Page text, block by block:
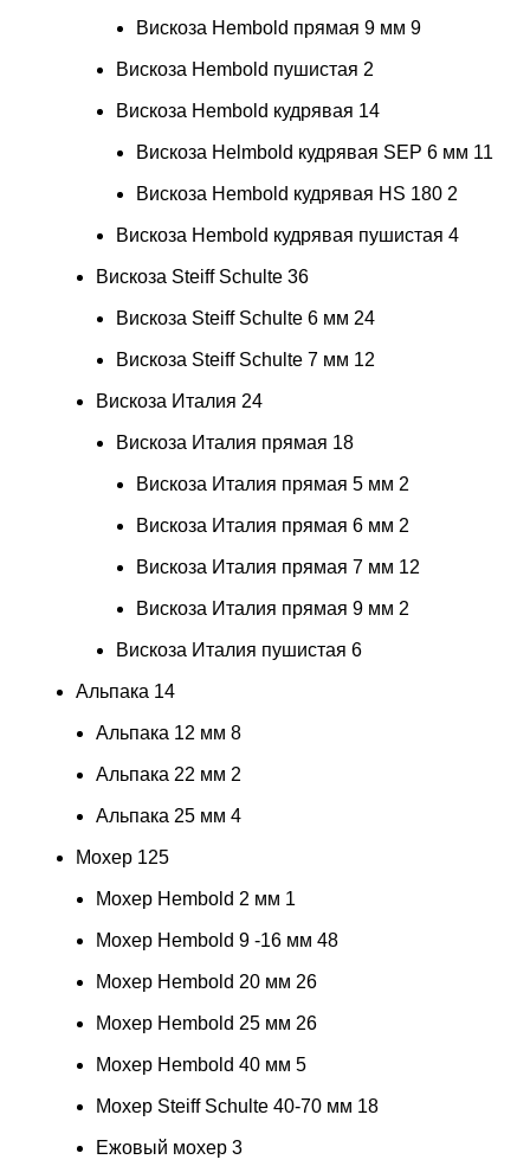
Вискоза Hembold прямая 9 мм 9
Вискоза Hembold пушистая 2
Вискоза Hembold кудрявая 14
Вискоза Helmbold кудрявая SEP 6 мм 11
Вискоза Hembold кудрявая HS 180 2
Вискоза Hembold кудрявая пушистая 4
Вискоза Steiff Schulte 36
Вискоза Steiff Schulte 6 мм 24
Вискоза Steiff Schulte 7 мм 12
Вискоза Италия 24
Вискоза Италия прямая 18
Вискоза Италия прямая 5 мм 2
Вискоза Италия прямая 6 мм 2
Вискоза Италия прямая 7 мм 12
Вискоза Италия прямая 9 мм 2
Вискоза Италия пушистая 6
Альпака 14
Альпака 12 мм 8
Альпака 22 мм 2
Альпака 25 мм 4
Мохер 125
Мохер Hembold 2 мм 1
Мохер Hembold 9 -16 мм 48
Мохер Hembold 20 мм 26
Мохер Hembold 25 мм 26
Мохер Hembold 40 мм 5
Мохер Steiff Schulte 40-70 мм 18
Ежовый мохер 3